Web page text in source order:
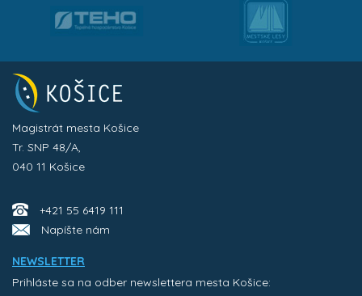
Magistrát mesta Košice
Tr. SNP 48/A,
040 11 Košice
+421 55 6419 111
Napíšte nám
NEWSLETTER
Prihláste sa na odber newslettera mesta Košice: